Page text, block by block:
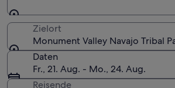
Zielort
Monument Valley Navajo Tribal
Daten
Fr., 21. Aug. - Mo., 24. Aug.
Reisende